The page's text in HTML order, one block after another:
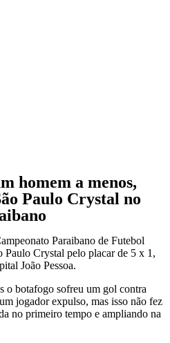
homem a menos,
Paulo Crystal no
Paraibano de Futebol
Crystal pelo placar de 5 x 1,
João Pessoa.
o botafogo sofreu um gol contra
jogador expulso, mas isso não fez
no primeiro tempo e ampliando na